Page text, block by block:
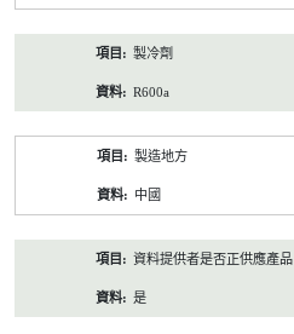
製冷劑
R600a
製造地方
中國
資料提供者是否正供應產品
是